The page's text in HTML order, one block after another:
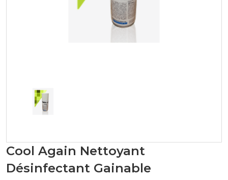
Cool Again Nettoyant
Désinfectant Gainable